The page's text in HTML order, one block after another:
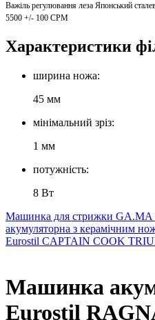
Важіль регулювання леза Японський
5500 +/- 100 CPM
Характеристики
ширина ножа:
45 мм
мінімальний зріз:
1 мм
потужність:
8 Вт
Машинка для стрижки GA.MA
акумуляторна з керамічним
Eurostil CAPTAIN COOK
Машинка
Eurostil